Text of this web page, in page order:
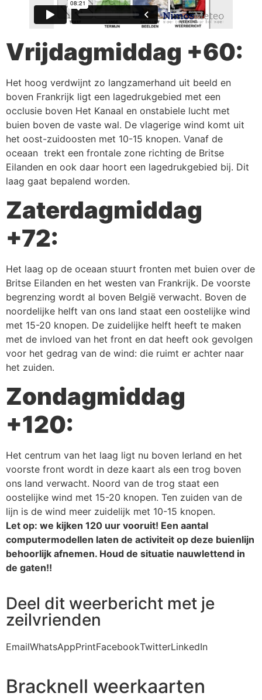
Vrijdagmiddag +60:
Het hoog verdwijnt zo langzamerhand uit beeld en
boven Frankrijk ligt een lagedrukgebied met een
occlusie boven Het Kanaal en onstabiele lucht met
buien boven de vaste wal. De vlagerige wind komt uit
het oost-zuidoosten met 10-15 knopen. Vanaf de
oceaan trekt een frontale zone richting de Britse
Eilanden en ook daar hoort een lagedrukgebied bij. Dit
laag gaat bepalend worden.
Zaterdagmiddag
+72:
Het laag op de oceaan stuurt fronten met buien over de
Britse Eilanden en het westen van Frankrijk. De voorste
begrenzing wordt al boven België verwacht. Boven de
noordelijke helft van ons land staat een oostelijke wind
met 15-20 knopen. De zuidelijke helft heeft te maken
met de invloed van het front en dat heeft ook gevolgen
voor het gedrag van de wind: die ruimt er achter naar
het zuiden.
Zondagmiddag
+120:
Het centrum van het laag ligt nu boven Ierland en het
voorste front wordt in deze kaart als een trog boven
ons land verwacht. Noord van de trog staat een
oostelijke wind met 15-20 knopen. Ten zuiden van de
lijn is de wind meer zuidelijk met 10-15 knopen.
Let op: we kijken 120 uur vooruit! Een aantal
computermodellen laten de activiteit op deze buienlijn
behoorlijk afnemen. Houd de situatie nauwlettend in
de gaten!!
Deel dit weerbericht met je
zeilvrienden
EmailWhatsAppPrintFacebookTwitterLinkedIn
Bracknell weerkaarten